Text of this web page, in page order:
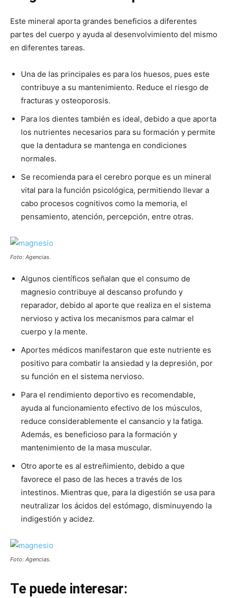
Este mineral aporta grandes beneficios a diferentes
partes del cuerpo y ayuda al desenvolvimiento del mismo
en diferentes tareas.
Una de las principales es para los huesos, pues este
contribuye a su mantenimiento. Reduce el riesgo de
fracturas y osteoporosis.
Para los dientes también es ideal, debido a que aporta
los nutrientes necesarios para su formación y permite
que la dentadura se mantenga en condiciones
normales.
Se recomienda para el cerebro porque es un mineral
vital para la función psicológica, permitiendo llevar a
cabo procesos cognitivos como la memoria, el
pensamiento, atención, percepción, entre otras.
Foto: Agencias.
Algunos científicos señalan que el consumo de
magnesio contribuye al descanso profundo y
reparador, debido al aporte que realiza en el sistema
nervioso y activa los mecanismos para calmar el
cuerpo y la mente.
Aportes médicos manifestaron que este nutriente es
positivo para combatir la ansiedad y la depresión, por
su función en el sistema nervioso.
Para el rendimiento deportivo es recomendable,
ayuda al funcionamiento efectivo de los músculos,
reduce considerablemente el cansancio y la fatiga.
Además, es beneficioso para la formación y
mantenimiento de la masa muscular.
Otro aporte es al estreñimiento, debido a que
favorece el paso de las heces a través de los
intestinos. Mientras que, para la digestión se usa para
neutralizar los ácidos del estómago, disminuyendo la
indigestión y acidez.
Foto: Agencias.
Te puede interesar: